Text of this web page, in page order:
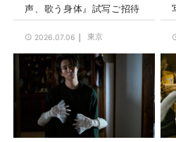
声、歌う身体』試写ご招待
2026.07.06 東京